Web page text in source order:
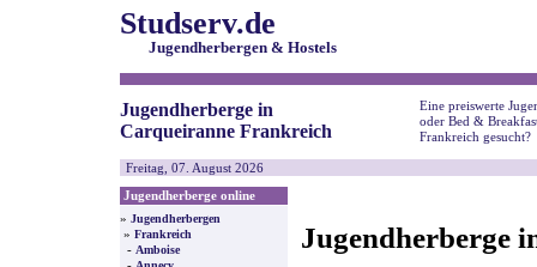
Studserv.de
Jugendherbergen & Hostels
Jugendherberge in
Carqueiranne Frankreich
Eine preiswerte
oder Bed &
Frankreich gesucht?
Freitag, 07. August 2026
Jugendherberge online
» Jugendherbergen
» Frankreich
- Amboise
Jugendherberge